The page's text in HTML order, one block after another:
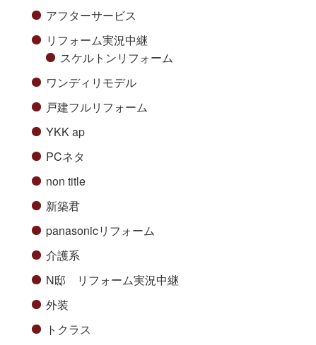
アフターサービス
リフォーム実況中継
スケルトンリフォーム
ワンディリモデル
戸建フルリフォーム
YKK ap
PCネタ
non title
新築君
panasonicリフォーム
介護系
N邸 リフォーム実況中継
外装
トクラス